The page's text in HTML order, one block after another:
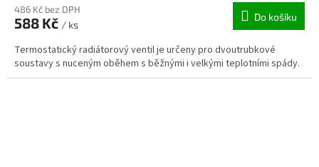
486 Kč bez DPH
588 Kč / ks
Do košíku
Termostatický radiátorový ventil je určeny pro dvoutrubkové
soustavy s nuceným oběhem s běžnými i velkými teplotními spády.